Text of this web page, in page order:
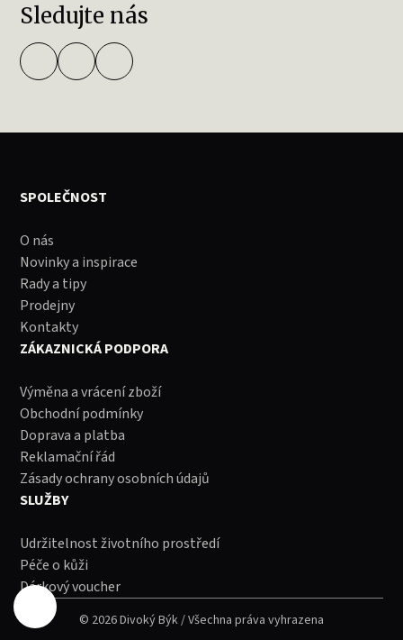
Sledujte nás
SPOLEČNOST
O nás
Novinky a inspirace
Rady a tipy
Prodejny
Kontakty
ZÁKAZNICKÁ PODPORA
Výměna a vrácení zboží
Obchodní podmínky
Doprava a platba
Reklamační řád
Zásady ochrany osobních údajů
SLUŽBY
Udržitelnost životního prostředí
Péče o kůži
Dárkový voucher
© 2026 Divoký Býk / Všechna práva vyhrazena